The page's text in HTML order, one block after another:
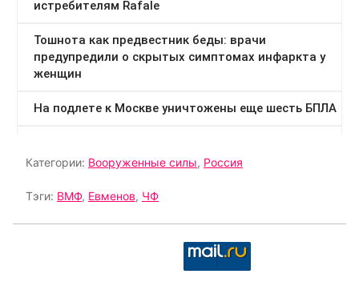
Категории: Вооруженные силы, Россия
Тэги: ВМФ, Евменов, ЧФ